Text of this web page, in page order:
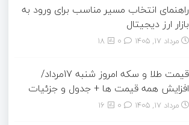
راهنمای انتخاب مسیر مناسب برای ورود به
بازار ارز دیجیتال
مرداد ۱۷, ۱۴۰۵ 18
قیمت طلا و سکه امروز شنبه 17مرداد/
افزایش همه قیمت ها + جدول و جزئیات
مرداد ۱۷, ۱۴۰۵ 16